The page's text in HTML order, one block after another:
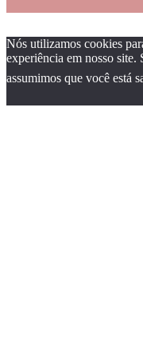
Nós utilizamos cookies
experiência em nosso site.
assumimos que você está